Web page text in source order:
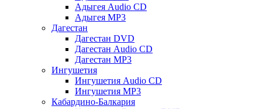
Адыгея Audio CD
Адыгея MP3
Дагестан
Дагестан DVD
Дагестан Audio CD
Дагестан MP3
Ингушетия
Ингушетия Audio CD
Ингушетия MP3
Кабардино-Балкария